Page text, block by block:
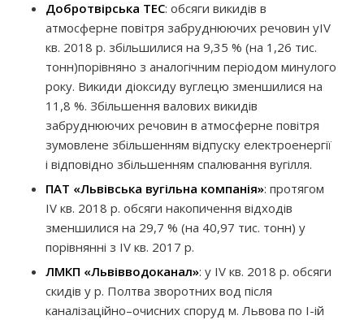
Добротвірська ТЕС: обсяги викидів в
атмосферне повітря забруднюючих речовин уIV
кв. 201 8 р. збільшилися на 9,35 % (на 1,26 тис.
тонн)порівняно з аналогічним періодом минулого
року. Викиди діоксиду вуглецю зменшилися на
11,8 %. Збільшення валових викидів
забруднюючих речовин в атмосферне повітря
зумовлене збільшенням відпуску електроенергії
і відповідно збільшенням спалювання вугілля.
ПАТ «Львівська вугільна компанія»: протягом
IVкв. 2018 р. обсяги накопичення відходів
зменшилися на 29,7 % (на 40,97 тис. тонн) у
порівнянні з IVкв. 2017 р.
ЛМКП «Львівводоканал»: у IVкв. 2018 р. обсяги
скидів у р. Полтва зворотних вод після
каналізаційно–очисних споруд м. Львова по І-ій